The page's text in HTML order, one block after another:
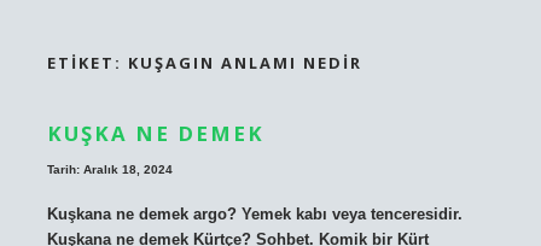
ETIKET: KUŞAGIN ANLAMI NEDIR
KUŞKA NE DEMEK
Tarih: Aralık 18, 2024
Kuşkana ne demek argo? Yemek kabı veya tenceresidir.
Kuşkana ne demek Kürtçe? Sohbet. Komik bir Kürt